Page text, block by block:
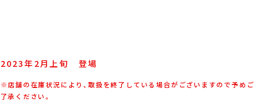
2023年 2月上旬 登場
※店舗の在庫状況により、取扱を終了している場合がございますので予めご
了承ください。